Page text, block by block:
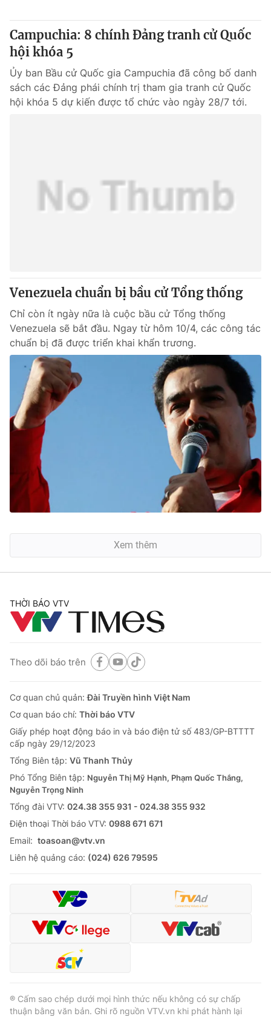
Campuchia: 8 chính Đảng tranh cử Quốc
hội khóa 5
Ủy ban Bầu cử Quốc gia Campuchia đã công bố danh
sách các Đảng phái chính trị tham gia tranh cử Quốc
hội khóa 5 dự kiến được tổ chức vào ngày 28/7 tới.
Venezuela chuẩn bị bầu cử Tổng thống
Chỉ còn ít ngày nữa là cuộc bầu cử Tổng thống
Venezuela sẽ bắt đầu. Ngay từ hôm 10/4, các công tác
chuẩn bị đã được triển khai khẩn trương.
Xem thêm
THỜI BÁO VTV
Theo dõi báo trên
Cơ quan chủ quản:Đài Truyền hình Việt Nam
Cơ quan báo chí: Thời báo VTV
Giấy phép hoạt động báo in và báo điện tử số 483/GP-BTTTT
cấp ngày 29/12/2023
Tổng Biên tập: Vũ Thanh Thủy
Phó Tổng Biên tập: Nguyễn Thị Mỹ Hạnh, Phạm Quốc Thắng,
Nguyễn Trọng Ninh
Tổng đài VTV: 024.38 355 931 - 024.38 355 932
Ðiện thoại Thời báo VTV: 0988 671 671
Email: toasoan@vtv.vn
Liên hệ quảng cáo: (024) 626 79595
® Cấm sao chép dưới mọi hình thức nếu không có sự chấp
thuận bằng văn bản. Ghi rõ nguồn VTV.vn khi phát hành lại